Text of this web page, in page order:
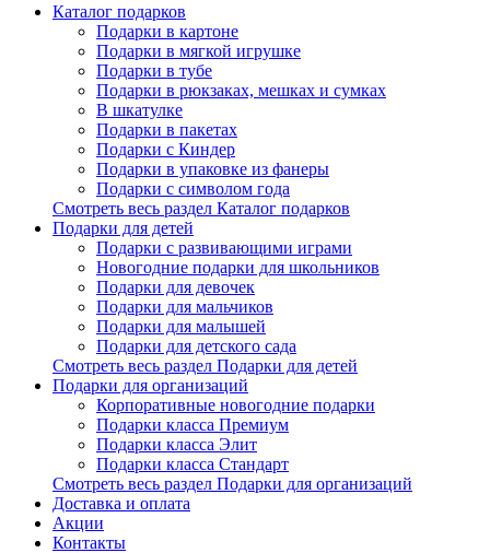
Каталог подарков
Подарки в картоне
Подарки в мягкой игрушке
Подарки в тубе
Подарки в рюкзаках, мешках и сумках
В шкатулке
Подарки в пакетах
Подарки с Киндер
Подарки в упаковке из фанеры
Подарки с символом года
Смотреть весь раздел Каталог подарков
Подарки для детей
Подарки с развивающими играми
Новогодние подарки для школьников
Подарки для девочек
Подарки для мальчиков
Подарки для малышей
Подарки для детского сада
Смотреть весь раздел Подарки для детей
Подарки для организаций
Корпоративные новогодние подарки
Подарки класса Премиум
Подарки класса Элит
Подарки класса Стандарт
Смотреть весь раздел Подарки для организаций
Доставка и оплата
Акции
Контакты